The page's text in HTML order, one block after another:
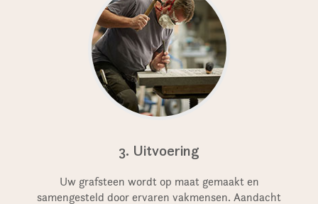
3. Uitvoering
Uw grafsteen wordt op maat gemaakt en
samengesteld door ervaren vakmensen. Aandacht